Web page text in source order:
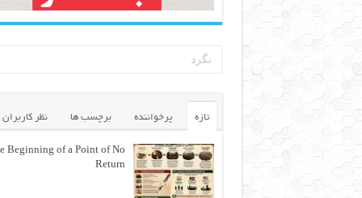
تازه پرخواننده برچسب ها نظر کاربران
Beginning of a Point of No
Return